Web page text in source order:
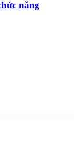
năng